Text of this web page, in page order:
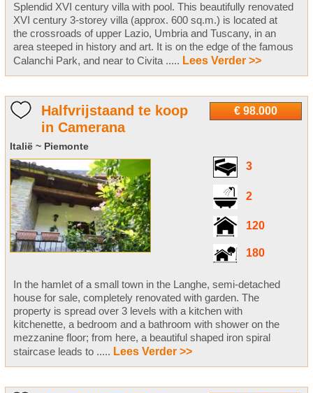
Splendid XVI century villa with pool. This beautifully renovated
XVI century 3-storey villa (approx. 600 sq.m.) is located at
the crossroads of upper Lazio, Umbria and Tuscany, in an
area steeped in history and art. It is on the edge of the famous
Calanchi Park, and near to Civita ..... Lees Verder >>
€ 98.000
Halfvrijstaand te koop
in Camerana
Italië ~ Piemonte
3
2
120
180
In the hamlet of a small town in the Langhe, semi-detached
house for sale, completely renovated with garden. The
property is spread over 3 levels with a kitchen with
kitchenette, a bedroom and a bathroom with shower on the
mezzanine floor; from here, a beautiful shaped iron spiral
staircase leads to ..... Lees Verder >>